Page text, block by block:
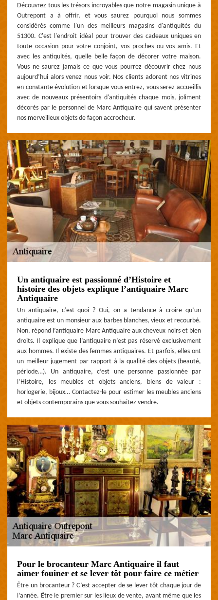
Découvrez tous les trésors incroyables que notre magasin unique à
Outrepont a à offrir, et vous saurez pourquoi nous sommes
considérés comme l'un des meilleurs magasins d'antiquités du
51300. C'est l'endroit idéal pour trouver des cadeaux uniques en
toute occasion pour votre conjoint, vos proches ou vos amis. Et
avec les antiquités, quelle belle façon de décorer votre maison.
Vous ne saurez jamais ce que vous pourrez découvrir chez nous
aujourd’hui alors venez nous voir. Nos clients adorent nos vitrines
en constante évolution et lorsque vous entrez, vous serez accueillis
avec de nouveaux présentoirs d'antiquités chaque mois, joliment
décorés par le personnel de Marc Antiquaire qui savent présenter
nos merveilleux objets de façon accrocheur.
Un antiquaire est passionné d’Histoire et
histoire des objets explique l’antiquaire Marc
Antiquaire
Un antiquaire, c’est quoi ? Oui, on a tendance à croire qu’un
antiquaire est un monsieur aux barbes blanches, vieux et recourbé.
Non, répond l’antiquaire Marc Antiquaire aux cheveux noirs et bien
droits. Il explique que l’antiquaire n’est pas réservé exclusivement
aux hommes. Il existe des femmes antiquaires. Et parfois, elles ont
un meilleur jugement par rapport à la qualité des objets (beauté,
période…). Un antiquaire, c’est une personne passionnée par
l’Histoire, les meubles et objets anciens, biens de valeur :
horlogerie, bijoux… Contactez-le pour estimer les meubles anciens
et objets contemporains que vous souhaitez vendre.
Pour le brocanteur Marc Antiquaire il faut
aimer fouiner et se lever tôt pour faire ce métier
Être un brocanteur ? C’est accepter de se lever tôt chaque jour de
l’année. Être le premier sur les lieux de vente, avant même que les